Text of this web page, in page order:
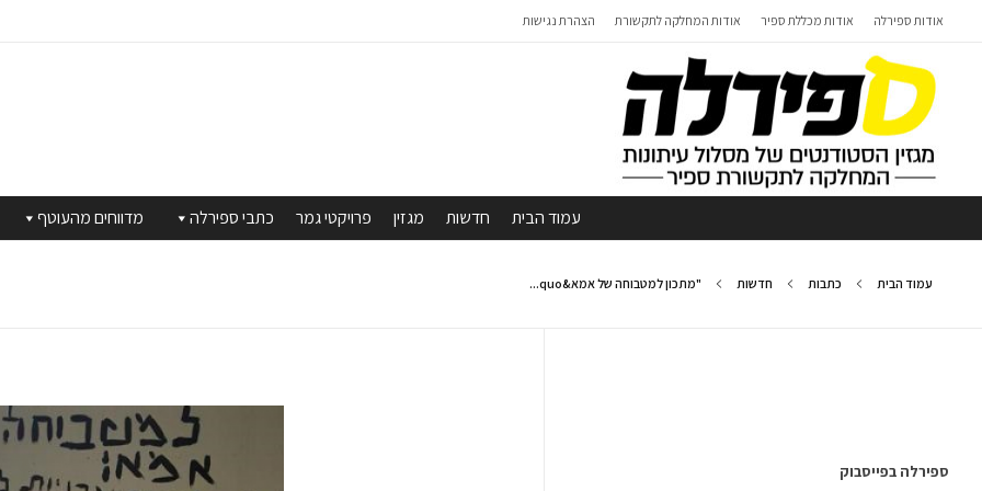
אודות ספירלה אודות מכללת ספיר אודות המחלקה לתקשורת הצהרת נגישות
עמוד הבית חדשות מגזין פרויקטי גמר כתבי ספירלה מדווחים מהעוטף
עמוד הבית כתבות חדשות "מתכון למטבוחה של אמא&quo...
ספירלה בפייסבוק